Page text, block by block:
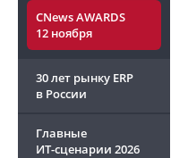
CNews AWARDS
12 ноября
30 лет рынку ERP
в России
Главные
ИТ-сценарии 2026